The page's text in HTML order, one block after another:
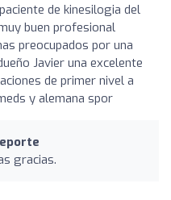
de kinesilogia del
buen profesional
preocupados por una
Javier una excelente
de primer nivel a
y alemana spor
gracias.